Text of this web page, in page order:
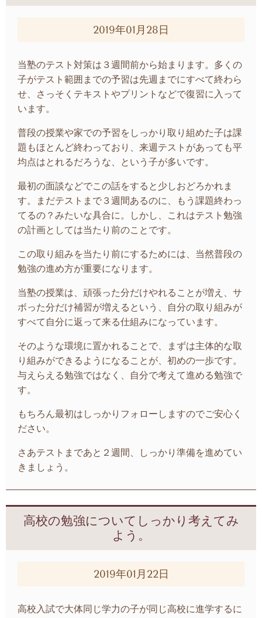
2019年01月28日
当塾のテスト対策は３週間前から始まります。多くの
子がテスト範囲までの予習は先週までにすべて終わら
せ、さっそくテキストやプリントなどで復習に入って
います。
普段の授業や家での予習をしっかり取り組めた子は課
題もほとんど終わっており、来週テストがあっても平
均点はとれるだろうな、という子が多いです。
最初の面談などでこの話をすると少しおどろかれま
す。まだテストまで３週間あるのに、もう課題終わっ
てるの？みたいな具合に。しかし、これはテスト勉強
の計画としては当たり前のことです。
この取り組みを当たり前にするためには、当然普段の
勉強の進め方が重要になります。
当塾の授業は、頑張った分だけやれることが増え、サ
ボった分だけ補習が増えるという、自分の取り組みが
すべて自分に返って来る仕組みになっています。
そのような環境に置かれることで、まずは主体的な取
り組みができるようになることが、初めの一歩です。
与えらえる勉強ではなく、自分で考えて進める勉強で
す。
もちろん最初はしっかりフォローしますのでご安心く
ださい。
さあテストまであと２週間、しっかり準備を進めてい
きましょう。
高校の勉強についてしっかり考えてみ
よう。
2019年01月22日
高校入試で大体同じ学力の子が同じ高校に進学するに